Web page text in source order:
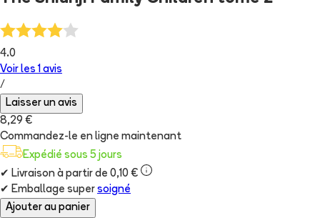
4.0
Voir les 1 avis
/
Laisser un avis
8,29 €
Commandez-le en ligne maintenant
Expédié sous 5 jours
✔ Livraison à partir de 0,10 €
✔ Emballage super soigné
Ajouter au panier